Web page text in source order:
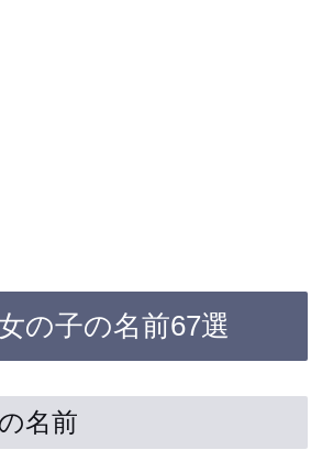
の子の名前67選
名前